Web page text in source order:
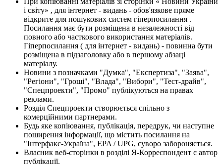
і світу» , для інтернет - видань - обов'язкове пряме
відкрите для пошукових систем гіперпосилання .
Посилання має бути розміщена в незалежності від
повного або часткового використання матеріалів.
Гіперпосилання ( для інтернет - видань) - повинна бути
розміщена в підзаголовку або в першому абзаці
матеріалу.
Новини з позначками "Думка", "Експертиза", "Заява",
"Регіони", "Гроші", "Влада", "Вибори", "Тест-драйв",
"Спецпроекти", "Промо" публікуються на правах
реклами.
Розділ Спецпроекти створюється спільно з
комерційними партнерами.
Будь яке копіювання, публікація, передрук, чи наступне
поширення інформації, що містить посилання на
"Інтерфакс-Україна", EPA / UPG, суворо забороняється.
Власник веб-сторінки в розділі Я-Корреспондент є автор
публікації.